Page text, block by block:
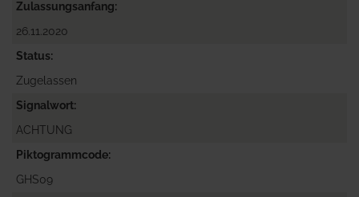
Zulassungsanfang
26.11.2020
Status
Zugelassen
Signalwort
ACHTUNG
Piktogrammcode
GHS09